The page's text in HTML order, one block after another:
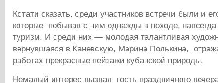
Кстати сказать, среди участников встречи были и
которые побывав с ним однажды в походе,
туризм. И среди них — молодая талантливая
вернувшаяся в Каневскую, Марина Полькина,
работах прекрасные пейзажи кубанской природы.
Немалый интерес вызвал гость праздничного